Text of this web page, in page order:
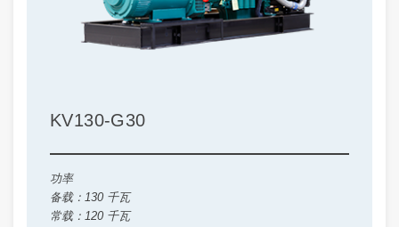
KV130-G30
功率
备载：130 千瓦
常载：120 千瓦